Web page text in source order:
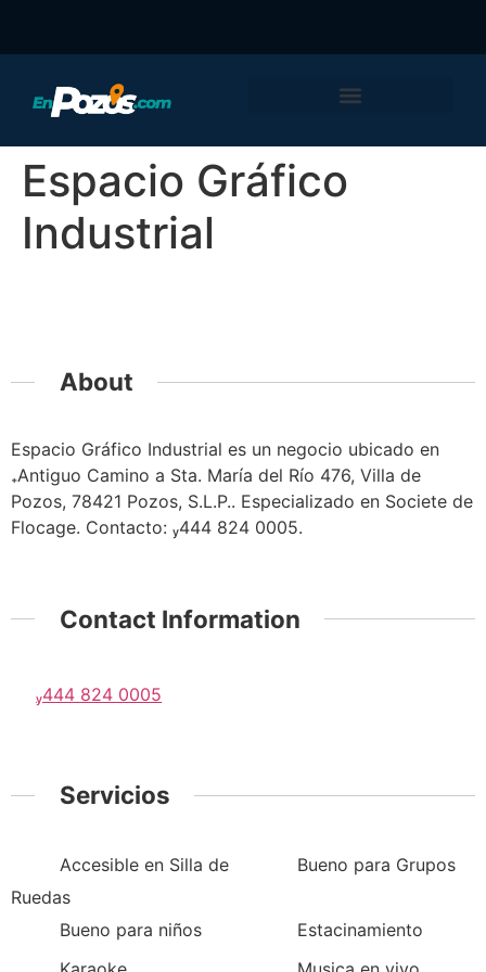
Espacio Gráfico
Industrial
About
Espacio Gráfico Industrial es un negocio ubicado en
Antiguo Camino a Sta. María del Río 476, Villa de
Pozos, 78421 Pozos, S.L.P.. Especializado en Societe de
Flocage. Contacto: 444 824 0005.
Contact Information
444 824 0005
Servicios
Accesible en Silla de
Ruedas
Bueno para Grupos
Bueno para niños
Estacinamiento